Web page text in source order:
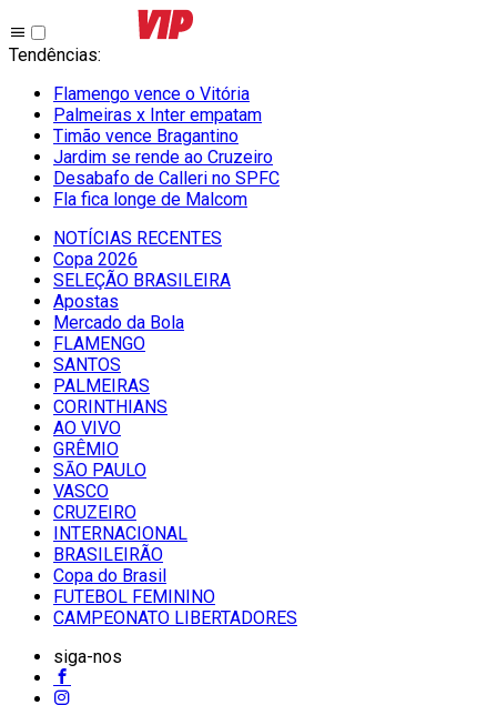
Tendências:
Flamengo vence o Vitória
Palmeiras x Inter empatam
Timão vence Bragantino
Jardim se rende ao Cruzeiro
Desabafo de Calleri no SPFC
Fla fica longe de Malcom
NOTÍCIAS RECENTES
Copa 2026
SELEÇÃO BRASILEIRA
Apostas
Mercado da Bola
FLAMENGO
SANTOS
PALMEIRAS
CORINTHIANS
AO VIVO
GRÊMIO
SĀO PAULO
VASCO
CRUZEIRO
INTERNACIONAL
BRASILEIRÃO
Copa do Brasil
FUTEBOL FEMININO
CAMPEONATO LIBERTADORES
siga-nos